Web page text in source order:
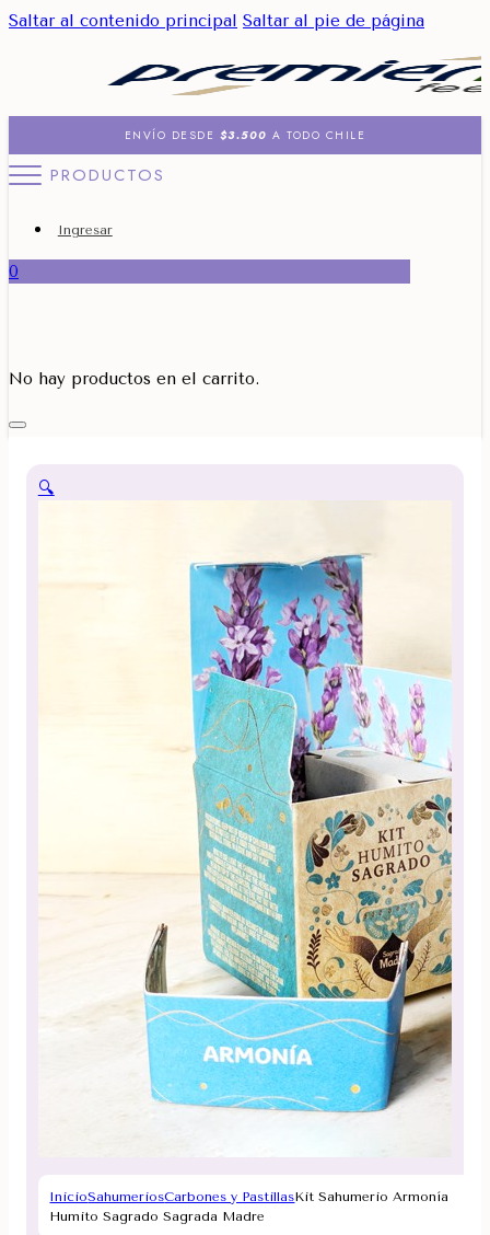
Saltar al contenido principal Saltar al pie de página
ENVÍO DESDE $3.500 A TODO CHILE
PRODUCTOS
Ingresar
0
No hay productos en el carrito.
🔍
InicioSahumeriosCarbones y PastillasKit Sahumerio Armonía
Humito Sagrado Sagrada Madre